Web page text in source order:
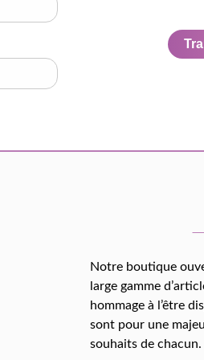
Notre boutique
large gamme
hommage à l’être
sont pour une
souhaits de chacun.